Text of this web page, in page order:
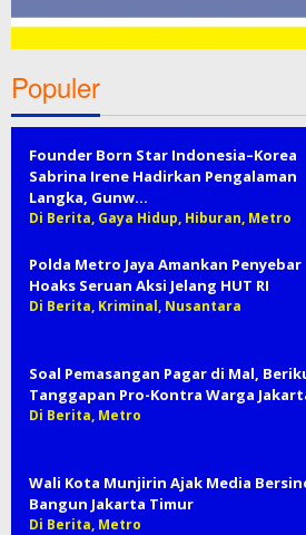
Populer
Founder Born Star Indonesia–Korea
Sabrina Irene Hadirkan Pengalaman
Langka, Gunw…
Di Berita, Gaya Hidup, Hiburan, Metro
Polda Metro Jaya Amankan Penyebar
Hoaks Seruan Aksi Jelang HUT RI
Di Berita, Kriminal, Nusantara
Soal Pemasangan Pagar di Mal,
Tanggapan Pro-Kontra Warga
Di Berita, Metro
Wali Kota Munjirin Ajak Media
Bangun Jakarta Timur
Di Berita, Metro